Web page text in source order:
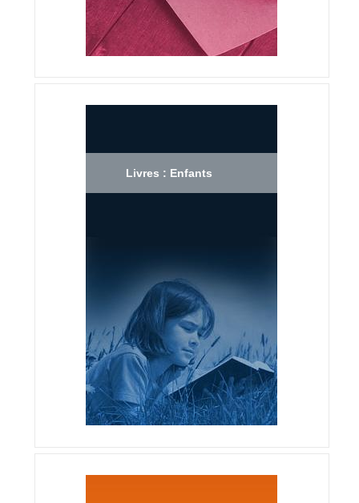
Livres : Enfants